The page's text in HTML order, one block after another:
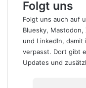
Folgt uns
Folgt uns auch auf
Bluesky, Mastodon,
und LinkedIn, damit
verpasst. Dort gibt
Updates und